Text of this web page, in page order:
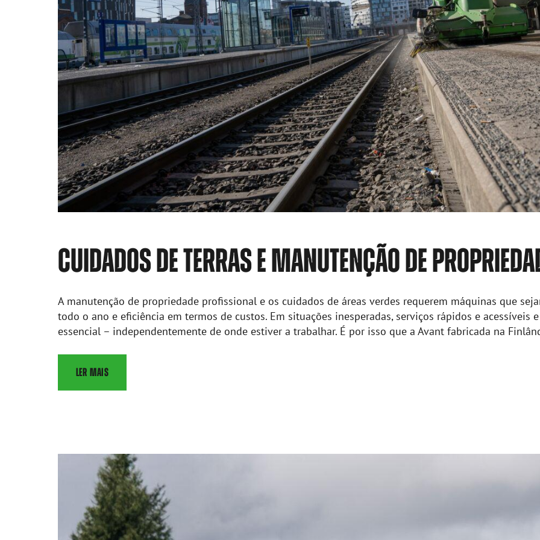
CUIDADOS DE TERRAS E MANUTENÇÃO DE
A manutenção de propriedade profissional e os cuidados de áreas verdes requerem máquinas que
todo o ano e eficiência em termos de custos. Em situações inesperadas, serviços rápidos e acessíveis
essencial – independentemente de onde estiver a trabalhar. É por isso que a Avant fabricada na
LER MAIS